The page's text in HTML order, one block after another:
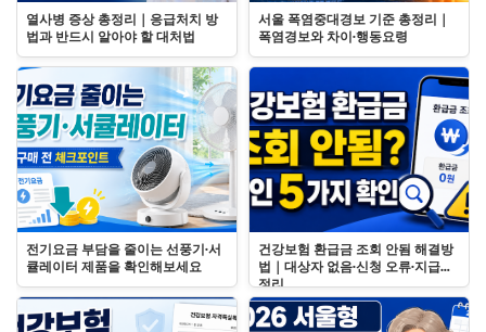
열사병 증상 총정리｜응급처치 방
법과 반드시 알아야 할 대처법
서울 폭염중대경보 기준 총정리｜
폭염경보와 차이·행동요령
전기요금 부담을 줄이는 선풍기·서
큘레이터 제품을 확인해보세요
건강보험 환급금 조회 안됨 해결방
법｜대상자 없음·신청 오류·지급일
정리